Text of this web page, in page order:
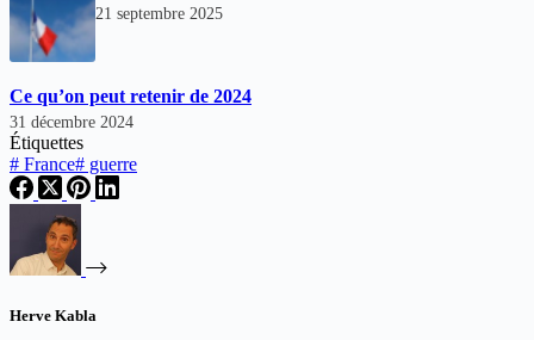
21 septembre 2025
Ce qu’on peut retenir de 2024
31 décembre 2024
Étiquettes
# France# guerre
Herve Kabla